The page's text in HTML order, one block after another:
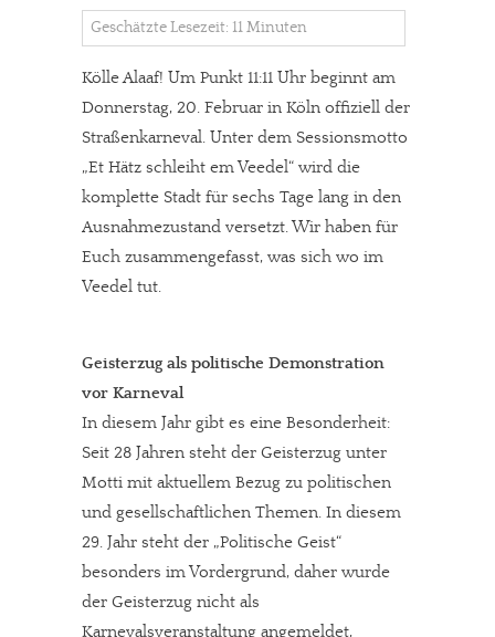
Geschätzte Lesezeit: 11 Minuten
Kölle Alaaf! Um Punkt 11:11 Uhr beginnt am
Donnerstag, 20. Februar in Köln offiziell der
Straßenkarneval. Unter dem Sessionsmotto
„Et Hätz schleiht em Veedel“ wird die
komplette Stadt für sechs Tage lang in den
Ausnahmezustand versetzt. Wir haben für
Euch zusammengefasst, was sich wo im
Veedel tut.
Geisterzug als politische Demonstration
vor Karneval
In diesem Jahr gibt es eine Besonderheit:
Seit 28 Jahren steht der Geisterzug unter
Motti mit aktuellem Bezug zu politischen
und gesellschaftlichen Themen. In diesem
29. Jahr steht der „Politische Geist“
besonders im Vordergrund, daher wurde
der Geisterzug nicht als
Karnevalsveranstaltung angemeldet,